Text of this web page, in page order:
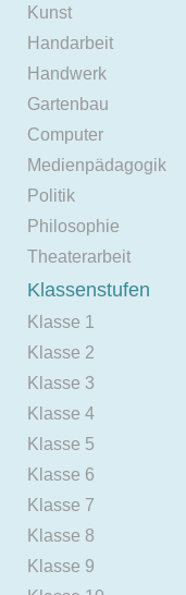
Kunst
Handarbeit
Handwerk
Gartenbau
Computer
Medienpädagogik
Politik
Philosophie
Theaterarbeit
Klassenstufen
Klasse 1
Klasse 2
Klasse 3
Klasse 4
Klasse 5
Klasse 6
Klasse 7
Klasse 8
Klasse 9